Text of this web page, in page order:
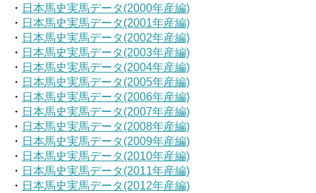
・ 日本馬史実馬データ(2000年産編)
・ 日本馬史実馬データ(2001年産編)
・ 日本馬史実馬データ(2002年産編)
・ 日本馬史実馬データ(2003年産編)
・ 日本馬史実馬データ(2004年産編)
・ 日本馬史実馬データ(2005年産編)
・ 日本馬史実馬データ(2006年産編)
・ 日本馬史実馬データ(2007年産編)
・ 日本馬史実馬データ(2008年産編)
・ 日本馬史実馬データ(2009年産編)
・ 日本馬史実馬データ(2010年産編)
・ 日本馬史実馬データ(2011年産編)
・ 日本馬史実馬データ(2012年産編)